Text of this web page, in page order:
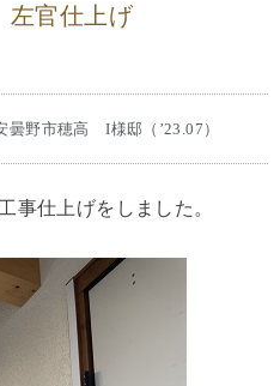
官仕上げ
野市穂高 I様邸（’23.07）
仕上げをしました。